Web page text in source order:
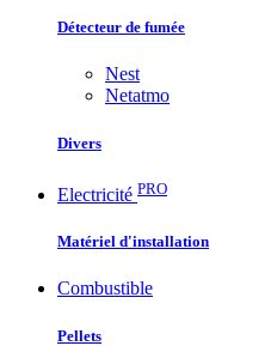
Détecteur de fumée
Nest
Netatmo
Divers
Electricité PRO
Matériel d'installation
Combustible
Pellets